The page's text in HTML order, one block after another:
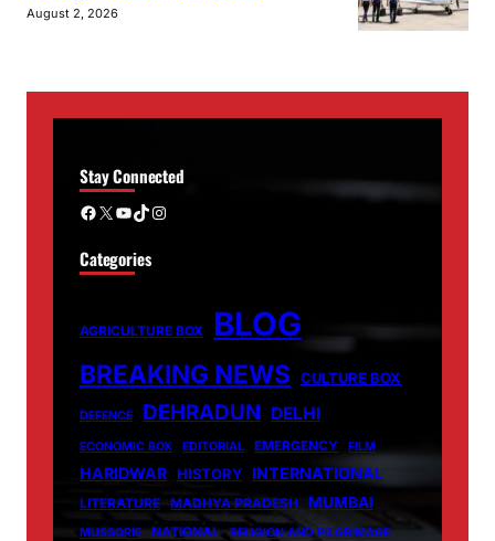
August 2, 2026
Stay Connected
Facebook X YouTube TikTok Instagram
Categories
AGRICULTURE BOX BLOG
BREAKING NEWS CULTURE BOX
DEFENCE DEHRADUN DELHI
ECONOMIC BOX EDITORIAL EMERGENCY FILM
HARIDWAR HISTORY INTERNATIONAL
LITERATURE MADHYA PRADESH MUMBAI
MUSSORIE NATIONAL
RELIGION AND PILGRIMAGE